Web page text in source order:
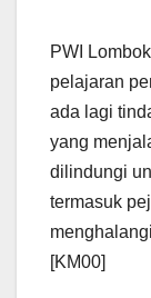
PWI
pelajaran
ada lagi
yang
dilindungi
termasuk
[KM00]